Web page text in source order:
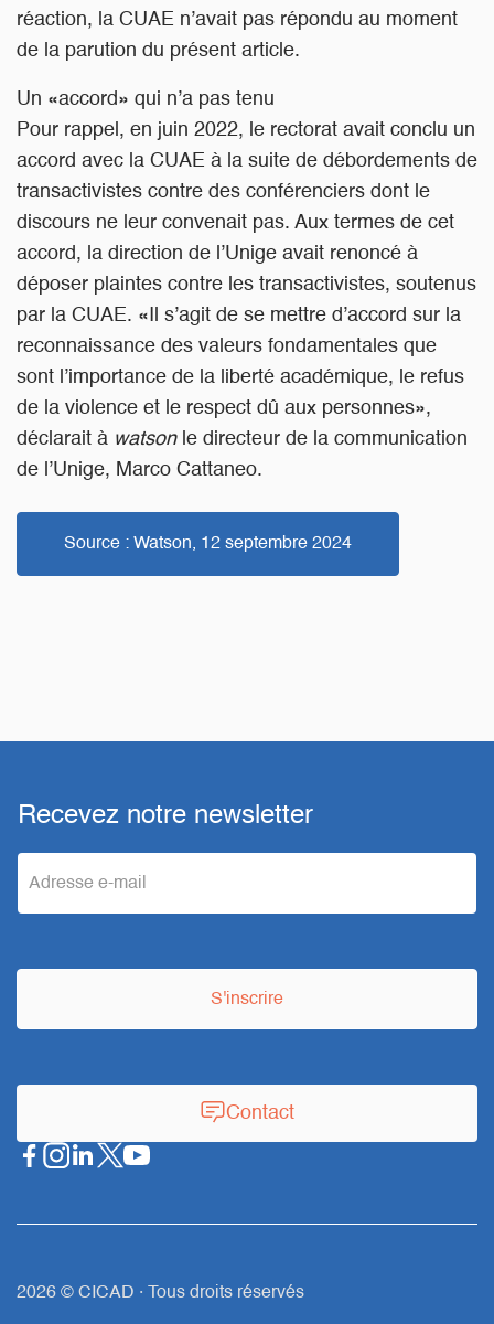
réaction, la CUAE n’avait pas répondu au moment
de la parution du présent article.
Un «accord» qui n’a pas tenu
Pour rappel, en juin 2022, le rectorat avait conclu un
accord avec la CUAE à la suite de débordements de
transactivistes contre des conférenciers dont le
discours ne leur convenait pas. Aux termes de cet
accord, la direction de l’Unige avait renoncé à
déposer plaintes contre les transactivistes, soutenus
par la CUAE. «Il s’agit de se mettre d’accord sur la
reconnaissance des valeurs fondamentales que
sont l’importance de la liberté académique, le refus
de la violence et le respect dû aux personnes»,
déclarait à watsonle directeur de la communication
de l’Unige, Marco Cattaneo.
Source : Watson, 12 septembre 2024
Recevez notre newsletter
e
i
S'inscrire
Contact
2026 © CICAD · Tous droits réservés